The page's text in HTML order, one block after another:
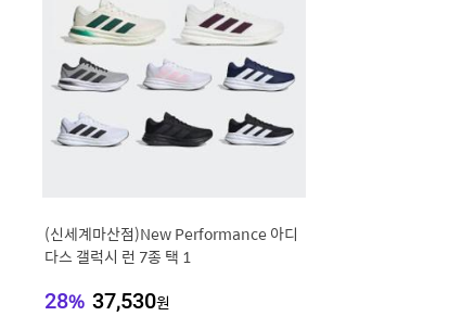
(신세계마산점)New Performance 아디
다스 갤럭시 런 7종 택 1
28% 37,530원